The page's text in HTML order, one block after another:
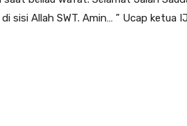
sisi Allah SWT. Amin… ” Ucap ketua